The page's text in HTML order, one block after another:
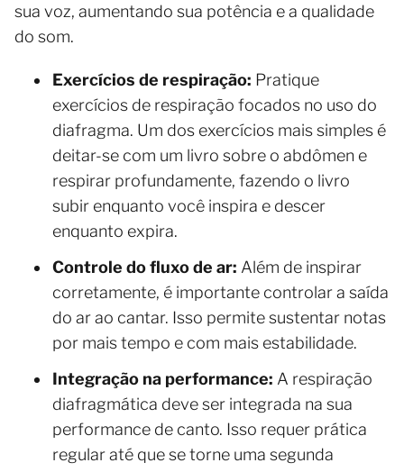
sua voz, aumentando sua potência e a qualidade
do som.
Exercícios de respiração: Pratique
exercícios de respiração focados no uso do
diafragma. Um dos exercícios mais simples é
deitar-se com um livro sobre o abdômen e
respirar profundamente, fazendo o livro
subir enquanto você inspira e descer
enquanto expira.
Controle do fluxo de ar: Além de inspirar
corretamente, é importante controlar a saída
do ar ao cantar. Isso permite sustentar notas
por mais tempo e com mais estabilidade.
Integração na performance: A respiração
diafragmática deve ser integrada na sua
performance de canto. Isso requer prática
regular até que se torne uma segunda